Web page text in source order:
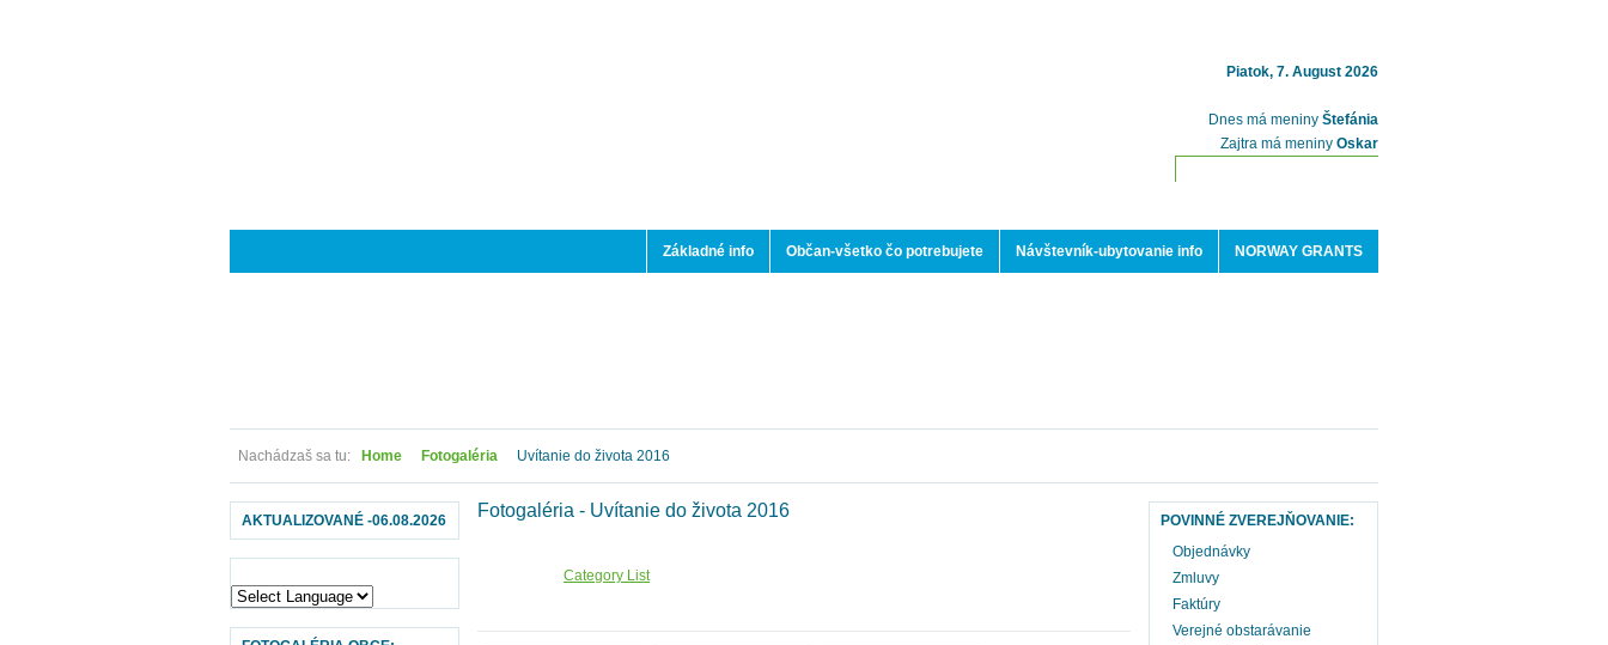
Piatok, 7. August 2026
Dnes má meniny Štefánia
Zajtra má meniny Oskar
Základné info Občan-všetko čo potrebujete Návštevník-ubytovanie info NORWAY GRANTS
Nachádzaš sa tu: Home Fotogaléria Uvítanie do života 2016
AKTUALIZOVANÉ -06.08.2026 Fotogaléria - Uvítanie do života 2016
Category List
POVINNÉ ZVEREJŇOVANIE:
Objednávky
Zmluvy
Faktúry
Verejné obstarávanie